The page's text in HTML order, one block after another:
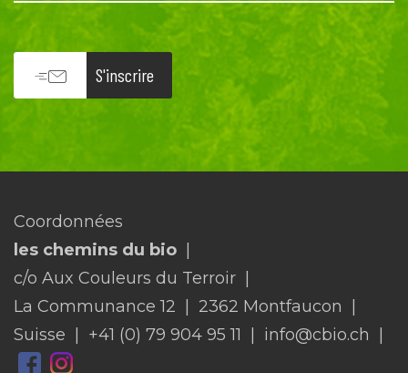
S'inscrire
Coordonnées
les chemins du bio
c/o Aux Couleurs du Terroir
La Communance 12
2362 Montfaucon
Suisse
+41 (0) 79 904 95 11 info@cbio.ch